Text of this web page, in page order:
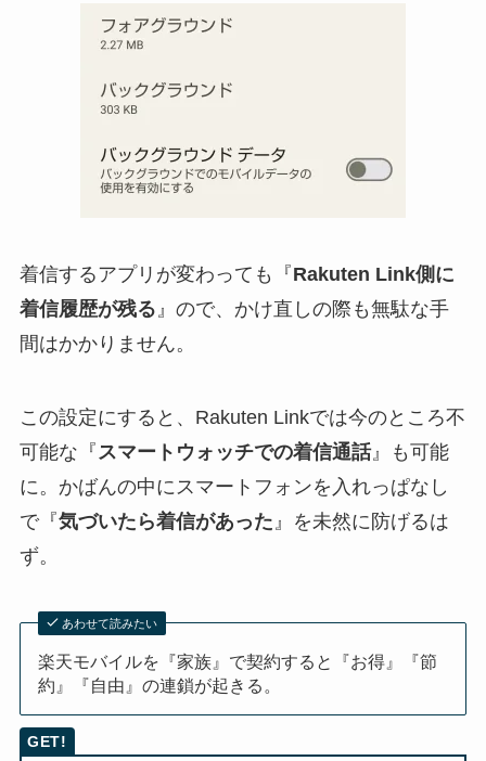
着信するアプリが変わっても『Rakuten Link側に
着信履歴が残る』ので、かけ直しの際も無駄な手
間はかかりません。
この設定にすると、Rakuten Linkでは今のところ不
可能な『スマートウォッチでの着信通話』も可能
に。かばんの中にスマートフォンを入れっぱなし
で『気づいたら着信があった』を未然に防げるは
ず。
あわせて読みたい
楽天モバイルを『家族』で契約すると『お得』『節
約』『自由』の連鎖が起きる。